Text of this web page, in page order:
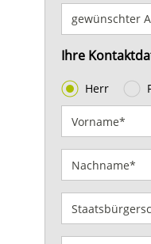
Ihre
Herr